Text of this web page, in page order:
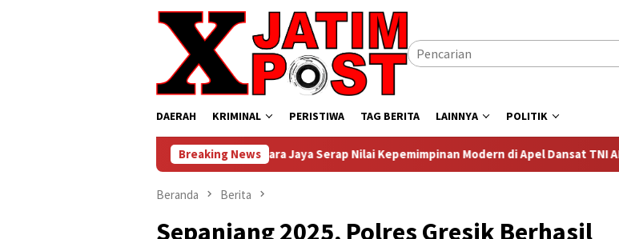
DAERAH KRIMINAL PERISTIWA TAG BERITA LAINNYA POLITIK
Breaking News
Danrem Bhaskara Jaya Serap Nilai Kepemimpinan Modern di Apel Dansat TNI AD 2026 DVI Polda
Beranda Berita
Sepanjang 2025, Polres Gresik Berhasil